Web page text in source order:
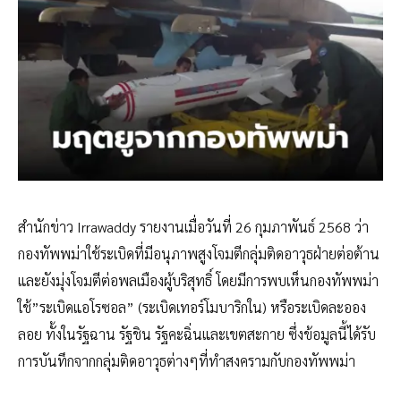
สำนักข่าว Irrawaddy รายงานเมื่อวันที่ 26 กุมภาพันธ์ 2568 ว่า
กองทัพพม่าใช้ระเบิดที่มีอนุภาพสูงโจมตีกลุ่มติดอาวุธฝ่ายต่อต้าน
และยังมุ่งโจมตีต่อพลเมืองผู้บริสุทธิ์ โดยมีการพบเห็นกองทัพพม่า
ใช้”ระเบิดแอโรซอล” (ระเบิดเทอร์โมบาริกใน) หรือระเบิดละออง
ลอย ทั้งในรัฐฉาน รัฐชิน รัฐคะฉิ่นและเขตสะกาย ซึ่งข้อมูลนี้ได้รับ
การบันทึกจากกลุ่มติดอาวุธต่างๆที่ทำสงครามกับกองทัพพม่า